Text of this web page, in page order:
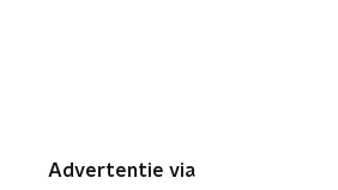
Advertentie via